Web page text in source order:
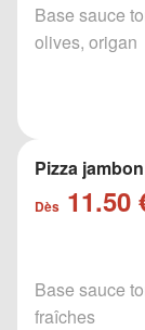
Base sauce
olives, origan
Pizza
Dès 11.50
Base sauce
fraîches